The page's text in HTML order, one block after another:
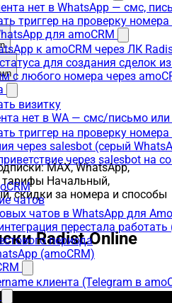
нет в WhatsApp — смс,
триггер на проверку номера
для amoCRM
к amoCRM через ЛК
для создания сделок
с любого номера через
визитку
нет в WA — смс/письмо
триггер на проверку
через salesbot (серый
через salesbot на
чатов
чатов в WhatsApp для
перестала
периода
(amoCRM)
клиента (Telegram в
MAX, WhatsApp,
тарифы Начальный,
скидки за номера и способы
Radist.Online